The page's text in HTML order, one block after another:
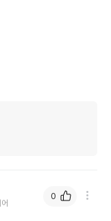
&칠면조간 파테 캔
0